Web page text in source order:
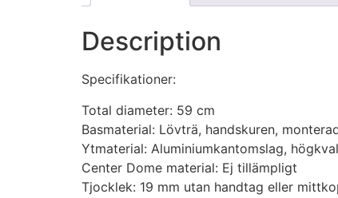
Description
Specifikationer:
Total diameter: 59 cm
Basmaterial: Lövträ, handskuren,
Ytmaterial: Aluminiumkantomslag,
Center Dome material: Ej tillämpligt
Tjocklek: 19 mm utan handtag eller